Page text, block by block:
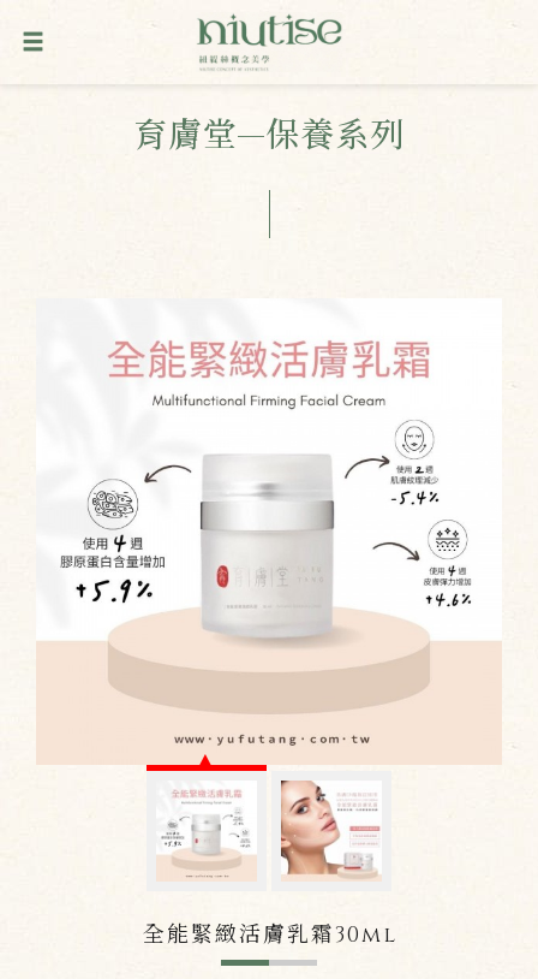
育膚堂—保養系列
全能緊緻活膚乳霜30ml